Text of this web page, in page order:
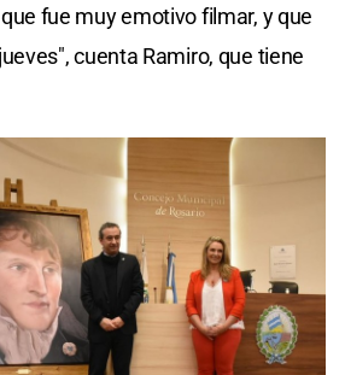
fue muy emotivo filmar, y que
cuenta Ramiro, que tiene